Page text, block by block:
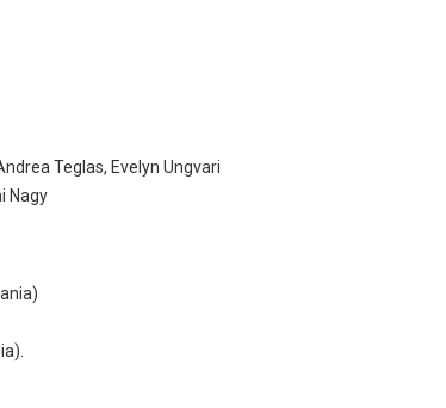
Teglas, Evelyn Ungvari
Nagy